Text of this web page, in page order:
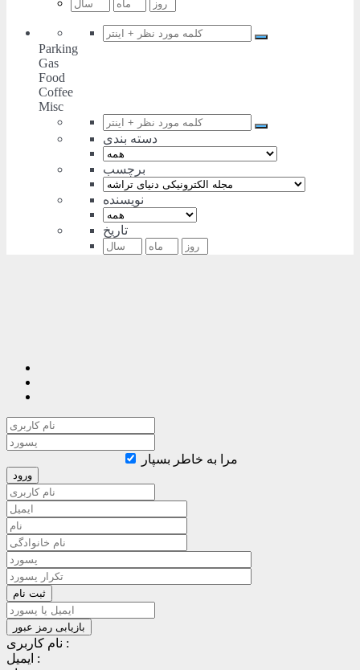
Parking
Gas
Food
Coffee
Misc
دسته بندی
برچسب
نویسنده
تاریخ
مرا به خاطر بسپار
نام کاربری :
ایمیل :